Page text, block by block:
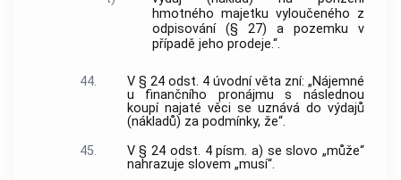
hmotného majetku vyloučeného z
odpisování (§ 27) a pozemku v
případě jeho prodeje.“.
44.
V § 24 odst. 4 úvodní věta zní: „Nájemné
u finančního pronájmu s následnou
koupí najaté věci se uznává do výdajů
(nákladů) za podmínky, že“.
45.
V § 24 odst. 4 písm. a) se slovo „může“
nahrazuje slovem „musí“.